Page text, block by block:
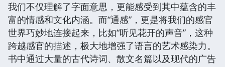
我们不仅理解了字面意思，更能感受到其中蕴含的丰
富的情感和文化内涵。而“通感”，更是将我们的感官
世界巧妙地连接起来，比如“听见花开的声音”，这种
跨越感官的描述，极大地增强了语言的艺术感染力。
书中通过大量的古代诗词、散文名篇以及现代的广告